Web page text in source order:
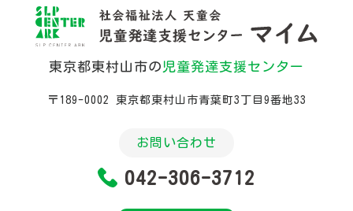
東京都東村山市の 児童発達支援センター
〒189-0002 東京都東村山市青葉町3丁目9番地33
お問い合わせ
042-306-3712